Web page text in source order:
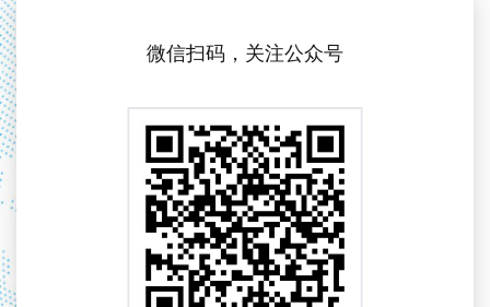
微信扫码，关注公众号